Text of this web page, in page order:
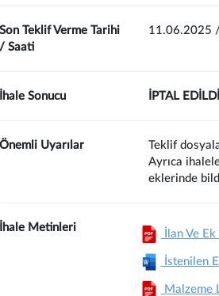
Son Teklif Verme Tarihi
/ Saati
11.06.2025
İhale Sonucu İPTAL
Önemli Uyarılar
Teklif
Ayrıca
eklerinde
İhale Metinleri
İlan Ve
İstenilen
Malzeme